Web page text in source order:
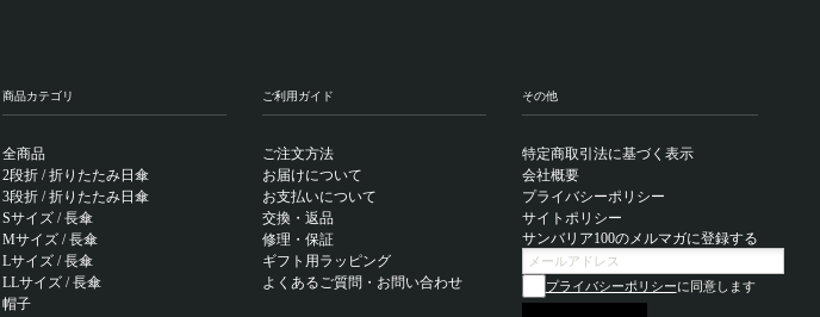
商品カテゴリ
全商品
2段折 / 折りたたみ日傘
3段折 / 折りたたみ日傘
Sサイズ / 長傘
Mサイズ / 長傘
Lサイズ / 長傘
LLサイズ / 長傘
帽子
ご利用ガイド
ご注文方法
お届けについて
お支払いについて
交換・返品
修理・保証
ギフト用ラッピング
よくあるご質問・お問い合わせ
その他
特定商取引法に基づく表示
会社概要
プライバシーポリシー
サイトポリシー
サンバリア100のメルマガに登録する
プライバシーポリシーに同意します